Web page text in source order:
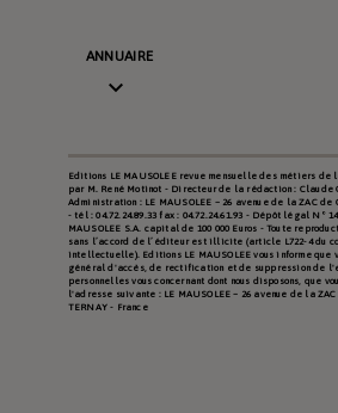
ANNUAIRE

Editions LE MAUSOLEE revue mensuelle des métiers de
par M. René Motinot - Directeur de la rédaction : Claude
Administration : LE MAUSOLEE – 26 avenue de la ZAC de
- tél : 04.72.24.89.33 fax : 04.72.24.61.93 - Dépôt légal N°
MAUSOLEE S.A. capital de 100 000 Euros - Toute
sans l’accord de l’éditeur est illicite (article L722-4 du
intellectuelle). Editions LE MAUSOLEE vous informe que
général d'accès, de rectification et de suppression de
personnelles vous concernant dont nous disposons, que
l'adresse suivante : LE MAUSOLEE – 26 avenue de la
TERNAY - France